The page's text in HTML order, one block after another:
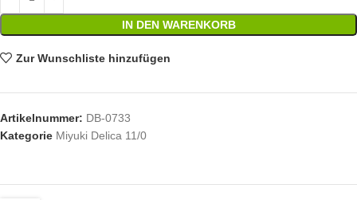
IN DEN WARENKORB
Zur Wunschliste hinzufügen
Artikelnummer: DB-0733
Kategorie Miyuki Delica 11/0